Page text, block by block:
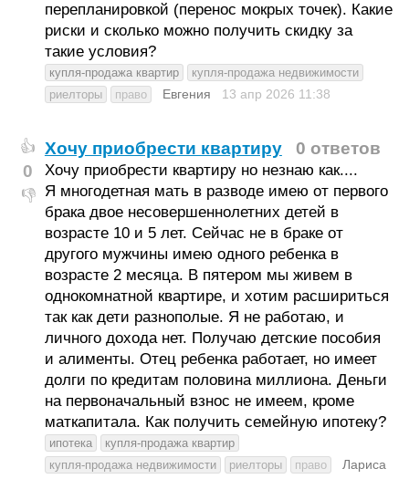
перепланировкой (перенос мокрых точек). Какие
риски и сколько можно получить скидку за
такие условия?
купля-продажа квартир
купля-продажа недвижимости
риелторы
право Евгения 13 апр 2026 11:38
👍
0
👎
Хочу приобрести квартиру 0 ответов
Хочу приобрести квартиру но незнаю как....
Я многодетная мать в разводе имею от первого
брака двое несовершеннолетних детей в
возрасте 10 и 5 лет. Сейчас не в браке от
другого мужчины имею одного ребенка в
возрасте 2 месяца. В пятером мы живем в
однокомнатной квартире, и хотим расшириться
так как дети разнополые. Я не работаю, и
личного дохода нет. Получаю детские пособия
и алименты. Отец ребенка работает, но имеет
долги по кредитам половина миллиона. Деньги
на первоначальный взнос не имеем, кроме
маткапитала. Как получить семейную ипотеку?
ипотека
купля-продажа квартир
купля-продажа недвижимости
риелторы право Лариса